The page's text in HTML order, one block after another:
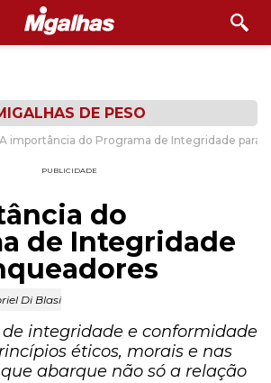
DE PESO
A importância do Programa de Integridade para
PUBLICIDADE
do
de Integridade
Di Blasi
integridade e conformidade
éticos, morais e nas
abarque não só a relação